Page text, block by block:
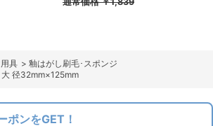
具 > 釉はがし刷毛･スポンジ
径32mm×125mm
ポンをGET！